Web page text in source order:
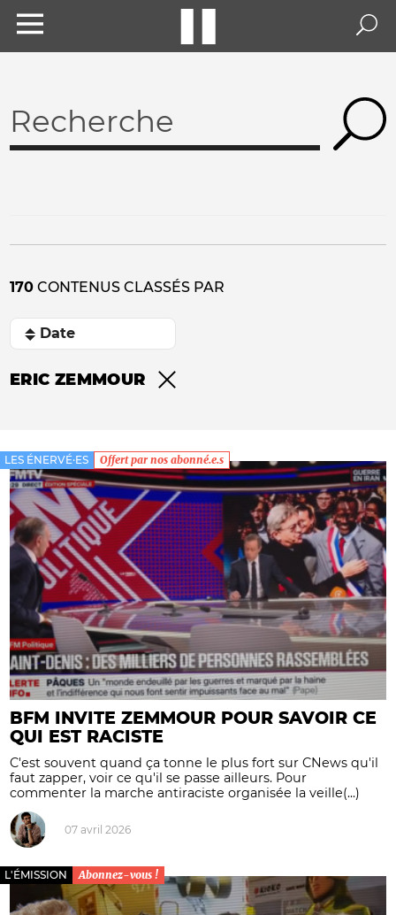
170 CONTENUS CLASSÉS PAR
ERIC ZEMMOUR
LES ÉNERVÉ·ES Offert par nos abonné.e.s
BFM INVITE ZEMMOUR POUR SAVOIR CE
QUI EST RACISTE
C'est souvent quand ça tonne le plus fort sur CNews qu'il
faut zapper, voir ce qu'il se passe ailleurs. Pour
commenter la marche antiraciste organisée la veille(...)
07 avril 2026
L'ÉMISSION Abonnez-vous !